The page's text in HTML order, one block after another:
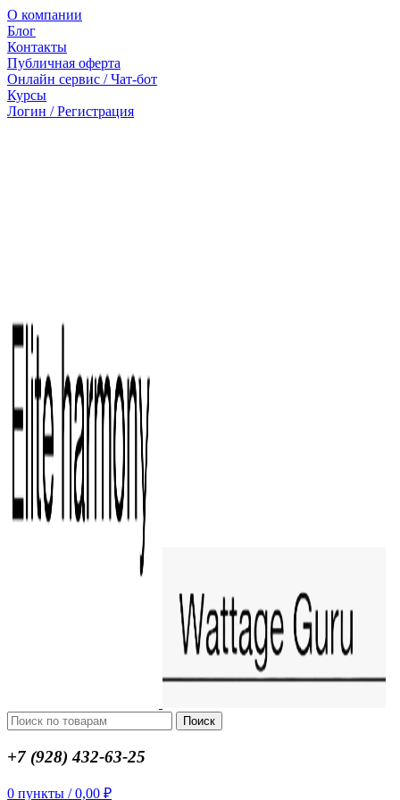
О компании
Блог
Контакты
Публичная оферта
Онлайн сервис / Чат-бот
Курсы
Логин / Регистрация
Поиск
+7 (928) 432-63-25
0 пункты / 0,00 ₽